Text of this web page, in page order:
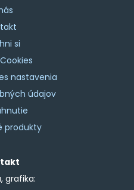
si
nastavenia
údajov
produkty
grafika: